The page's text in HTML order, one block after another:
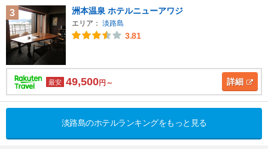
3 洲本温泉 ホテルニューアワジ
エリア： 淡路島
3.81
最安 49,500円～ 詳細
淡路島のホテルランキングをもっと見る